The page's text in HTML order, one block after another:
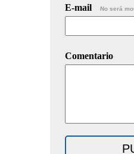
E-mail No será
Comentario